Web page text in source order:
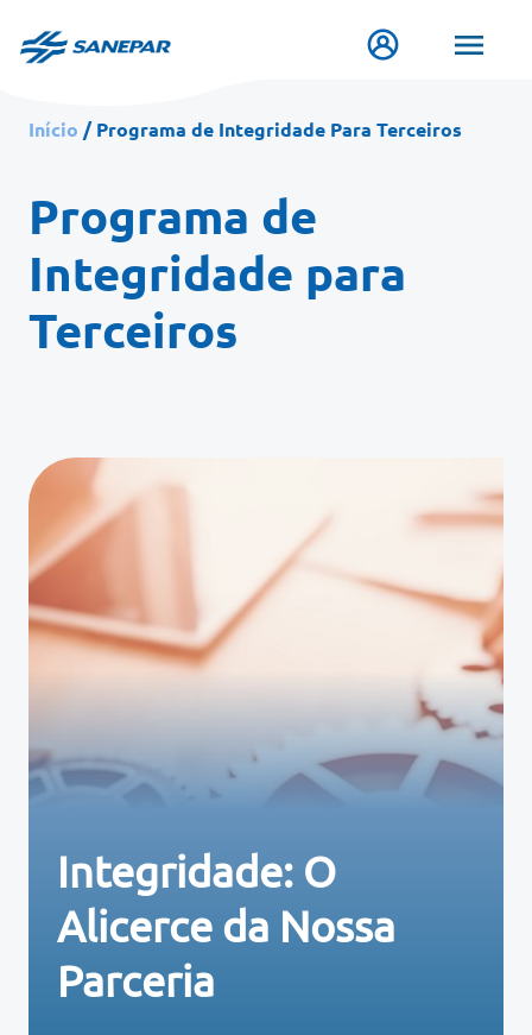
conteúdo
Início Programa de Integridade Para Terceiros
Programa de
Integridade para
Terceiros
Integridade: O
Alicerce da Nossa
Parceria